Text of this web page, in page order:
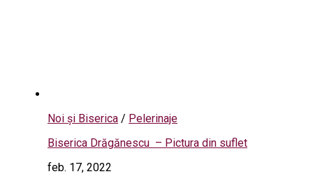
Noi și Biserica / Pelerinaje
Biserica Drăgănescu – Pictura din suflet
feb. 17, 2022